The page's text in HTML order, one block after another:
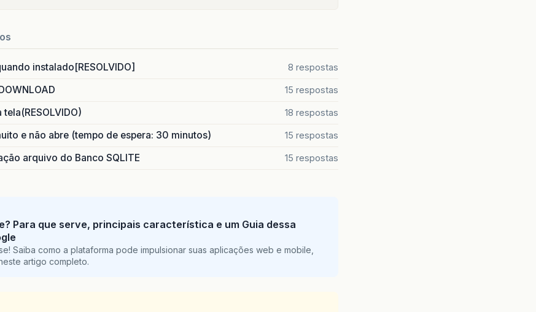
instalado[RESOLVIDO] 8 respostas
15 respostas
18 respostas
e não abre (tempo de espera: 30 minutos) 15 respostas
arquivo do Banco SQLITE 15 respostas
Para que serve, principais característica e um Guia dessa
Saiba como a plataforma pode impulsionar suas aplicações web e mobile,
artigo completo.